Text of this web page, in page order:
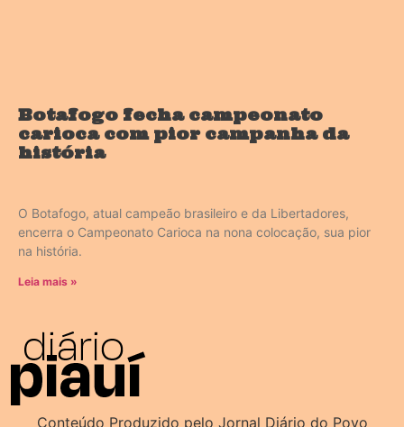
Botafogo fecha campeonato
carioca com pior campanha da
história
O Botafogo, atual campeão brasileiro e da Libertadores,
encerra o Campeonato Carioca na nona colocação, sua pior
na história.
Leia mais »
Conteúdo Produzido pelo Jornal Diário do Povo